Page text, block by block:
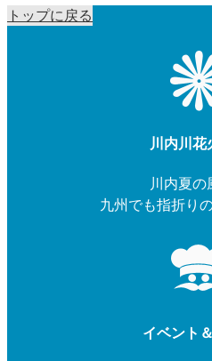
トップに戻る
川内川花
川内夏の
九州でも指折り
イベント